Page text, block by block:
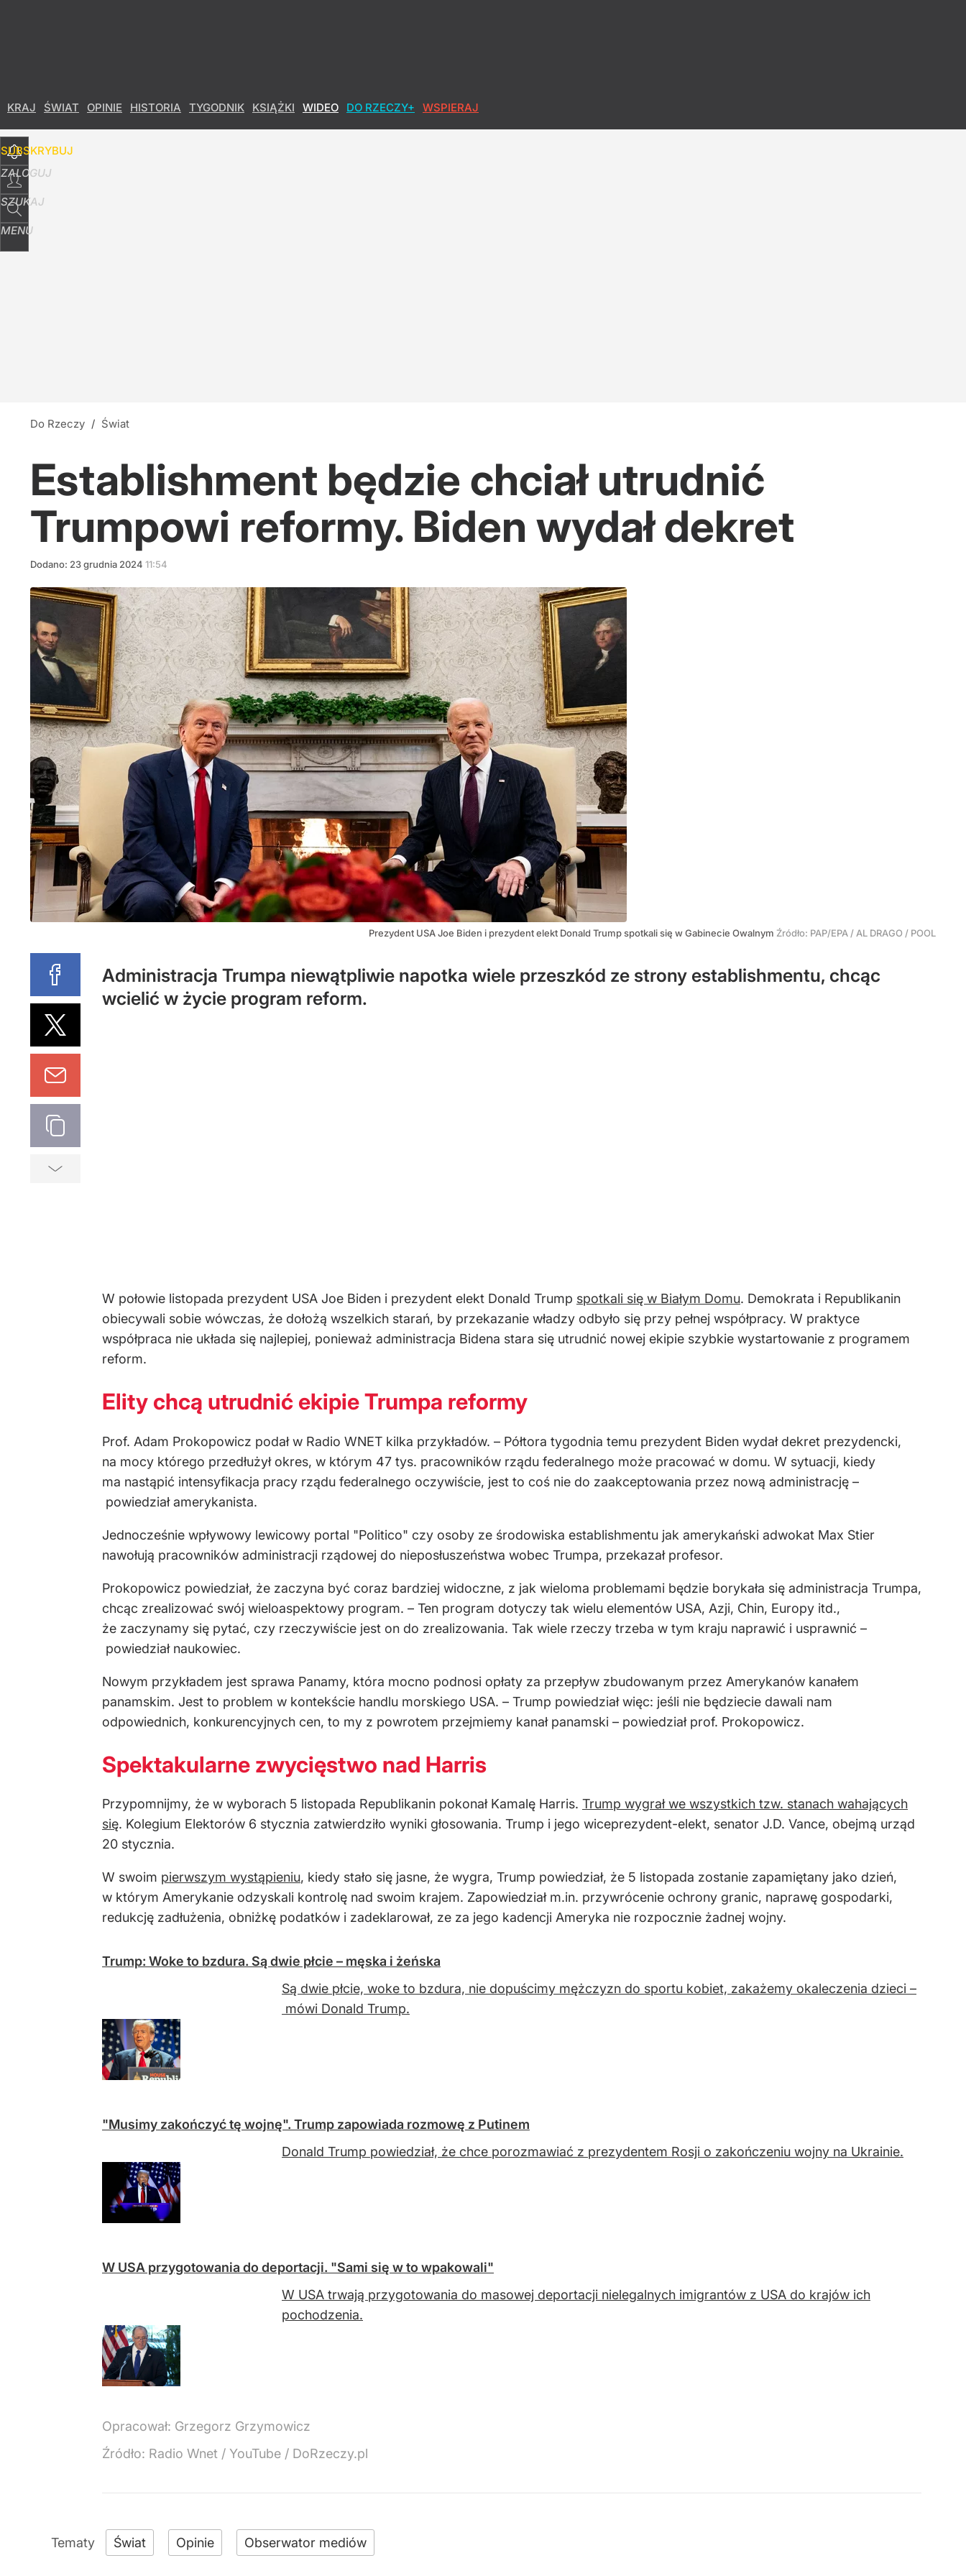
KRAJ ŚWIAT OPINIE HISTORIA TYGODNIK KSIĄŻKI WIDEO DO RZECZY+ WSPIERAJ
SUBSKRYBUJ
ZALOGUJ
SZUKAJ
MENU
Do Rzeczy / Świat
Establishment będzie chciał utrudnić
Trumpowi reformy. Biden wydał dekret
Dodano: 23grudnia 2024 11:54
Prezydent USA Joe Biden i prezydent elekt Donald Trump spotkali się w Gabinecie Owalnym Źródło: PAP/EPA / AL DRAGO / POOL
Administracja Trumpa niewątpliwie napotka wiele przeszkód ze strony establishmentu, chcąc
wcielić w życie program reform.
W połowie listopada prezydent USA Joe Biden i prezydent elekt Donald Trump spotkali się w Białym Domu. Demokrata i Republikanin
obiecywali sobie wówczas, że dołożą wszelkich starań, by przekazanie władzy odbyło się przy pełnej współpracy. W praktyce
współpraca nie układa się najlepiej, ponieważ administracja Bidena stara się utrudnić nowej ekipie szybkie wystartowanie z programem
reform.
Elity chcą utrudnić ekipie Trumpa reformy
Prof. Adam Prokopowicz podał w Radio WNET kilka przykładów. – Półtora tygodnia temu prezydent Biden wydał dekret prezydencki,
na mocy którego przedłużył okres, w którym 47 tys. pracowników rządu federalnego może pracować w domu. W sytuacji, kiedy
ma nastąpić intensyfikacja pracy rządu federalnego oczywiście, jest to coś nie do zaakceptowania przez nową administrację –
powiedział amerykanista.
Jednocześnie wpływowy lewicowy portal "Politico" czy osoby ze środowiska establishmentu jak amerykański adwokat Max Stier
nawołują pracowników administracji rządowej do nieposłuszeństwa wobec Trumpa, przekazał profesor.
Prokopowicz powiedział, że zaczyna być coraz bardziej widoczne, z jak wieloma problemami będzie borykała się administracja Trumpa,
chcąc zrealizować swój wieloaspektowy program. – Ten program dotyczy tak wielu elementów USA, Azji, Chin, Europy itd.,
że zaczynamy się pytać, czy rzeczywiście jest on do zrealizowania. Tak wiele rzeczy trzeba w tym kraju naprawić i usprawnić –
powiedział naukowiec.
Nowym przykładem jest sprawa Panamy, która mocno podnosi opłaty za przepływ zbudowanym przez Amerykanów kanałem
panamskim. Jest to problem w kontekście handlu morskiego USA. – Trump powiedział więc: jeśli nie będziecie dawali nam
odpowiednich, konkurencyjnych cen, to my z powrotem przejmiemy kanał panamski – powiedział prof. Prokopowicz.
Spektakularne zwycięstwo nad Harris
Przypomnijmy, że w wyborach 5 listopada Republikanin pokonał Kamalę Harris. Trump wygrał we wszystkich tzw. stanach wahających
się. Kolegium Elektorów 6 stycznia zatwierdziło wyniki głosowania. Trump i jego wiceprezydent-elekt, senator J.D. Vance, obejmą urząd
20 stycznia.
W swoim pierwszym wystąpieniu, kiedy stało się jasne, że wygra, Trump powiedział, że 5 listopada zostanie zapamiętany jako dzień,
w którym Amerykanie odzyskali kontrolę nad swoim krajem. Zapowiedział m.in. przywrócenie ochrony granic, naprawę gospodarki,
redukcję zadłużenia, obniżkę podatków i zadeklarował, ze za jego kadencji Ameryka nie rozpocznie żadnej wojny.
Trump: Woke to bzdura. Są dwie płcie – męska i żeńska
Są dwie płcie, woke to bzdura, nie dopuścimy mężczyzn do sportu kobiet, zakażemy okaleczenia dzieci –
mówi Donald Trump.
"Musimy zakończyć tę wojnę". Trump zapowiada rozmowę z Putinem
Donald Trump powiedział, że chce porozmawiać z prezydentem Rosji o zakończeniu wojny na Ukrainie.
W USA przygotowania do deportacji. "Sami się w to wpakowali"
W USA trwają przygotowania do masowej deportacji nielegalnych imigrantów z USA do krajów ich
pochodzenia.
Opracował: Grzegorz Grzymowicz
Źródło: Radio Wnet / YouTube / DoRzeczy.pl
Świat Opinie Obserwator mediów